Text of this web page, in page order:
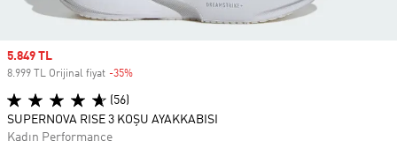
Sale price
5.849 TL
8.999 TL Orijinal fiyat -35%
(56)
SUPERNOVA RISE 3 KOŞU AYAKKABISI
Kadın Performance